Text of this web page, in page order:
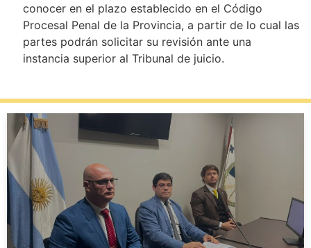
conocer en el plazo establecido en el Código
Procesal Penal de la Provincia, a partir de lo cual las
partes podrán solicitar su revisión ante una
instancia superior al Tribunal de juicio.